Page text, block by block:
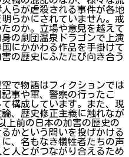
らが虐殺される事件が各地
らかにされていません。戒
のか。立場や意見を越えて
の劇団温泉ドラゴンで上演
にかかわる作品を手掛けて
の歴史にふたたび向き合う
で物語はフィクションでは
事や軍、警察の行ったこ
構成しています。また、現
、歴史修正主義に触れなが
上前の日本の加害の歴史の
かという問いを投げかける
、名もなき犠牲者たちの声
人とがつながり合えるため